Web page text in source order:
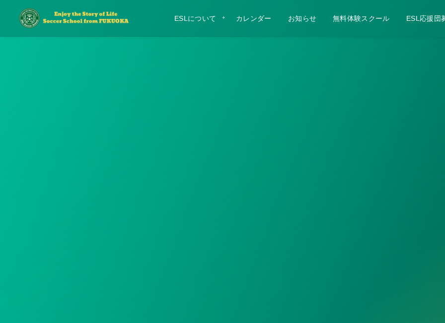
ESLについて カレンダー お知らせ 無料体験スクール ESL応援団